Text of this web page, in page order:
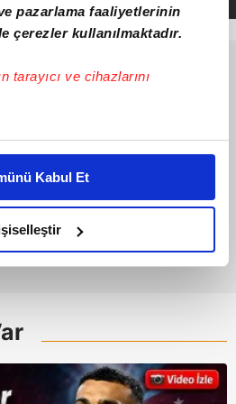
pazarlama faaliyetlerinin
çerezler kullanılmaktadır.
tarayıcı ve cihazlarını
halinde sizlere özel
yaşatabiliriz. Bunu yaparken
bir reklam deneyimi sunmak
içerikleri sunabilmek adına
ve bu noktada,
karşılamak noktasında tek gelir
bu çerezlere izin vermedikleri
Kabul Et